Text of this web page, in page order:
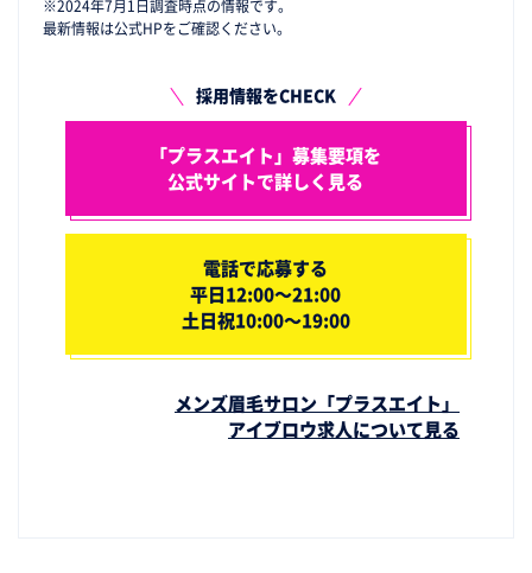
※2024年7月1日調査時点の情報です。
最新情報は公式HPをご確認ください。
採用情報をCHECK
「プラスエイト」募集要項を
公式サイトで詳しく見る
電話で応募する
平日12:00～21:00
土日祝10:00～19:00
メンズ眉毛サロン「プラスエイト」
アイブロウ求人について見る